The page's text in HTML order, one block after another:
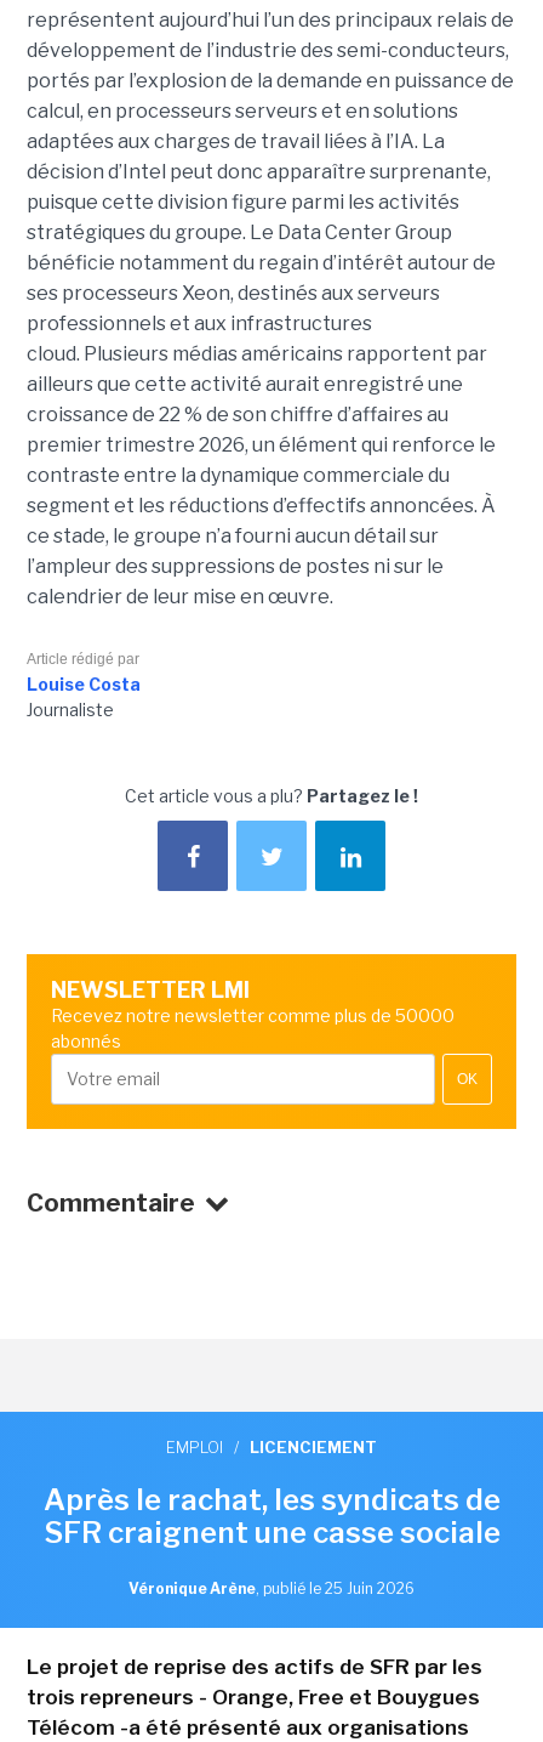
représentent aujourd’hui l’un des principaux relais de
développement de l’industrie des semi-conducteurs,
portés par l’explosion de la demande en puissance de
calcul, en processeurs serveurs et en solutions
adaptées aux charges de travail liées à l’IA. La
décision d’Intel peut donc apparaître surprenante,
puisque cette division figure parmi les activités
stratégiques du groupe. Le Data Center Group
bénéficie notamment du regain d’intérêt autour de
ses processeurs Xeon, destinés aux serveurs
professionnels et aux infrastructures
cloud. Plusieurs médias américains rapportent par
ailleurs que cette activité aurait enregistré une
croissance de 22 % de son chiffre d’affaires au
premier trimestre 2026, un élément qui renforce le
contraste entre la dynamique commerciale du
segment et les réductions d’effectifs annoncées. À
ce stade, le groupe n’a fourni aucun détail sur
l’ampleur des suppressions de postes ni sur le
calendrier de leur mise en œuvre.
Article rédigé par
Louise Costa
Journaliste
Cet article vous a plu? Partagez le !
NEWSLETTER LMI
Recevez notre newsletter comme plus de 50000
abonnés
OK
Commentaire
EMPLOI / LICENCIEMENT
Après le rachat, les syndicats de
SFR craignent une casse sociale
Véronique Arène, publié le 25 Juin 2026
Le projet de reprise des actifs de SFR par les
trois repreneurs - Orange, Free et Bouygues
Télécom -a été présenté aux organisations